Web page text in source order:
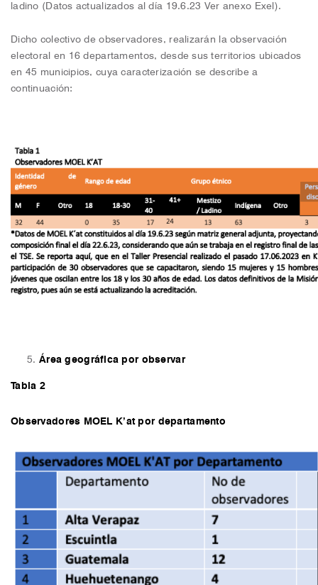
ladino (Datos actualizados al día 19.6.23 Ver anexo Exel).
Dicho colectivo de observadores, realizarán la observación
electoral en 16 departamentos, desde sus territorios ubicados
en 45 municipios, cuya caracterización se describe a
continuación:
Área geográfica por observar
Tabla 2
Observadores MOEL K’at por departamento